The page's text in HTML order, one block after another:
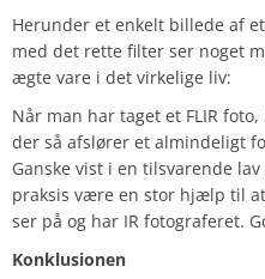
Herunder et enkelt billede af
med det rette filter ser noget
ægte vare i det virkelige liv:
Når man har taget et FLIR
der så afslører et almindeligt
Ganske vist i en tilsvarende
praksis være en stor hjælp til
ser på og har IR fotograferet.
Konklusionen